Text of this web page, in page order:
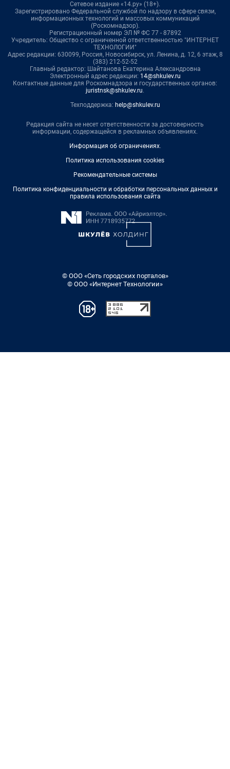
Сетевое издание «14.ру» (18+).
Зарегистрировано Федеральной службой по надзору в сфере связи,
информационных технологий и массовых коммуникаций
(Роскомнадзор).
Регистрационный номер ЭЛ № ФС 77 - 87892
Учредитель: Общество с ограниченной ответственностью "ИНТЕРНЕТ
ТЕХНОЛОГИИ"
Адрес редакции: 630099, Россия, Новосибирск, ул. Ленина, д. 12, 6 этаж, 8
(383) 212-52-52
Главный редактор: Шайтанова Екатерина Александровна
Электронный адрес редакции: 14@shkulev.ru
Контактные данные для Роскомнадзора и государственных органов:
juristnsk@shkulev.ru.
Техподдержка: help@shkulev.ru
Редакция сайта не несет ответственности за достоверность
информации, содержащейся в рекламных объявлениях.
Информация об ограничениях.
Политика использования cookies
Рекомендательные системы
Политика конфиденциальности и обработки персональных данных и
правила использования сайта
© ООО «Сеть городских порталов»
© ООО «Интернет Технологии»